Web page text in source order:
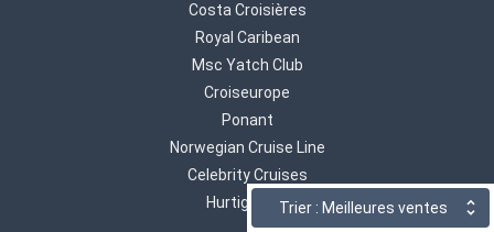
Trier : Meilleures ventes
Costa Croisières
Royal Caribean
Msc Yatch Club
Croiseurope
Ponant
Norwegian Cruise Line
Celebrity Cruises
Hurtigruten